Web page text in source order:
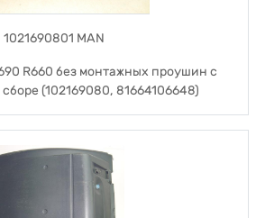
1021690801 MAN
R660 без монтажных проушин с
(102169080, 81664106648)